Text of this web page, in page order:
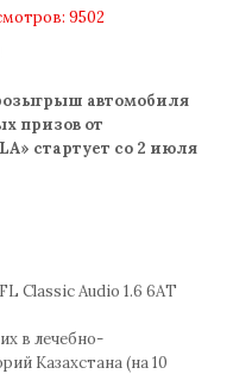
9502
автомобиля
призов от
стартует со 2 июля
Classic Audio 1.6 6AT
в лечебно-
Казахстана (на 10